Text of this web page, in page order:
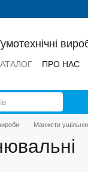
ПРО НАС
Манжети